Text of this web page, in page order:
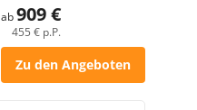
ab909 €
455 € p.P.
Zu den Angeboten